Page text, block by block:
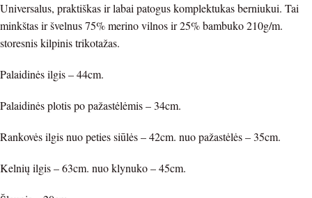
Universalus, praktiškas ir labai patogus komplektukas berniukui. Tai
minkštas ir švelnus 75% merino vilnos ir 25% bambuko 210g/m.
storesnis kilpinis trikotažas.
Palaidinės ilgis – 44cm.
Palaidinės plotis po pažastėlėmis – 34cm.
Rankovės ilgis nuo peties siūlės – 42cm. nuo pažastėlės – 35cm.
Kelnių ilgis – 63cm. nuo klynuko – 45cm.